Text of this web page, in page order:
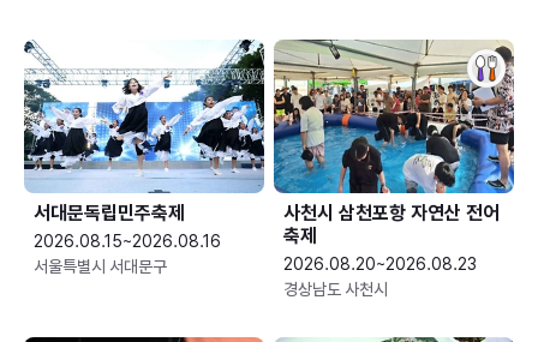
서대문독립민주축제
2026.08.15~2026.08.16
서울특별시 서대문구
사천시 삼천포항 자연산 전어
축제
2026.08.20~2026.08.23
경상남도 사천시